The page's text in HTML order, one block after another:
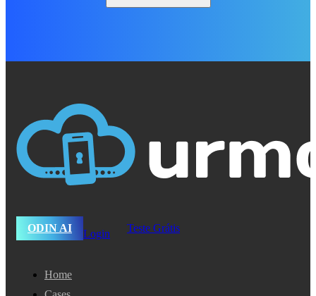
ODIN AI Login Teste Grátis
Home